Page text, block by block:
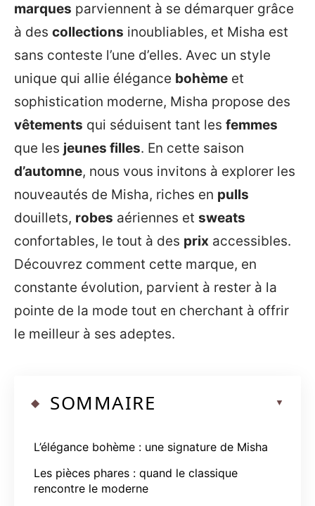
marques parviennent à se démarquer grâce
à des collections inoubliables, et Misha est
sans conteste l’une d’elles. Avec un style
unique qui allie élégance bohème et
sophistication moderne, Misha propose des
vêtements qui séduisent tant les femmes
que les jeunes filles. En cette saison
d’automne, nous vous invitons à explorer les
nouveautés de Misha, riches en pulls
douillets, robes aériennes et sweats
confortables, le tout à des prix accessibles.
Découvrez comment cette marque, en
constante évolution, parvient à rester à la
pointe de la mode tout en cherchant à offrir
le meilleur à ses adeptes.
SOMMAIRE
L’élégance bohème : une signature de Misha
Les pièces phares : quand le classique
rencontre le moderne